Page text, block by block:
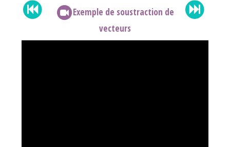
Exemple de soustraction de
vecteurs